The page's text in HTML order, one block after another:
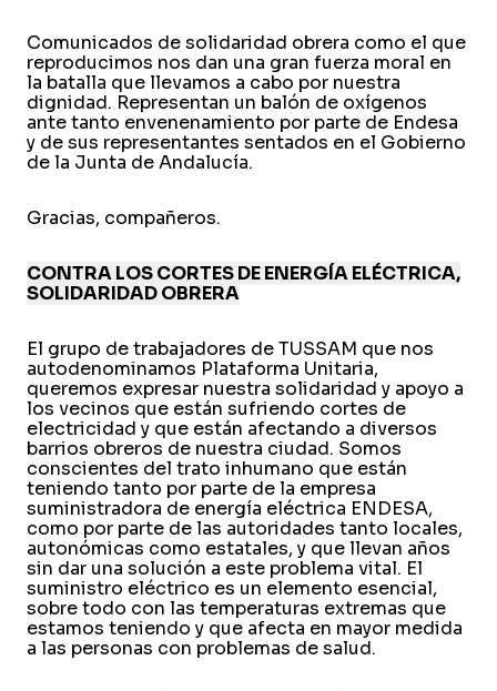
Comunicados de solidaridad obrera como el que
reproducimos nos dan una gran fuerza moral en
la batalla que llevamos a cabo por nuestra
dignidad. Representan un balón de oxígenos
ante tanto envenenamiento por parte de Endesa
y de sus representantes sentados en el Gobierno
de la Junta de Andalucía.
Gracias, compañeros.
CONTRA LOS CORTES DE ENERGÍA ELÉCTRICA,
SOLIDARIDAD OBRERA
El grupo de trabajadores de TUSSAM que nos
autodenominamos Plataforma Unitaria,
queremos expresar nuestra solidaridad y apoyo a
los vecinos que están sufriendo cortes de
electricidad y que están afectando a diversos
barrios obreros de nuestra ciudad. Somos
conscientes del trato inhumano que están
teniendo tanto por parte de la empresa
suministradora de energía eléctrica ENDESA,
como por parte de las autoridades tanto locales,
autonómicas como estatales, y que llevan años
sin dar una solución a este problema vital. El
suministro eléctrico es un elemento esencial,
sobre todo con las temperaturas extremas que
estamos teniendo y que afecta en mayor medida
a las personas con problemas de salud.